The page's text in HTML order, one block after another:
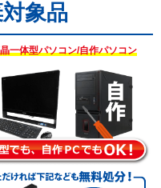
象品
一体型パソコン/自作パソコン